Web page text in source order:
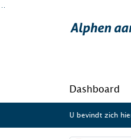
Ga naar de inhoud van
Dashboard
U bevindt zich